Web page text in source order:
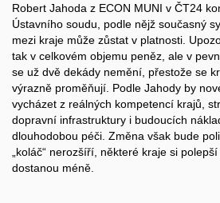
Robert Jahoda z ECON MUNI v ČT24
Ústavního soudu, podle nějž současný
mezi kraje může zůstat v platnosti.
tak v celkovém objemu peněz, ale v
se už dvě dekády nemění, přestože se
výrazně proměňují. Podle Jahody by
vycházet z reálných kompetencí krajů,
dopravní infrastruktury i budoucích
dlouhodobou péči. Změna však bude
„koláč“ nerozšíří, některé kraje si
dostanou méně.